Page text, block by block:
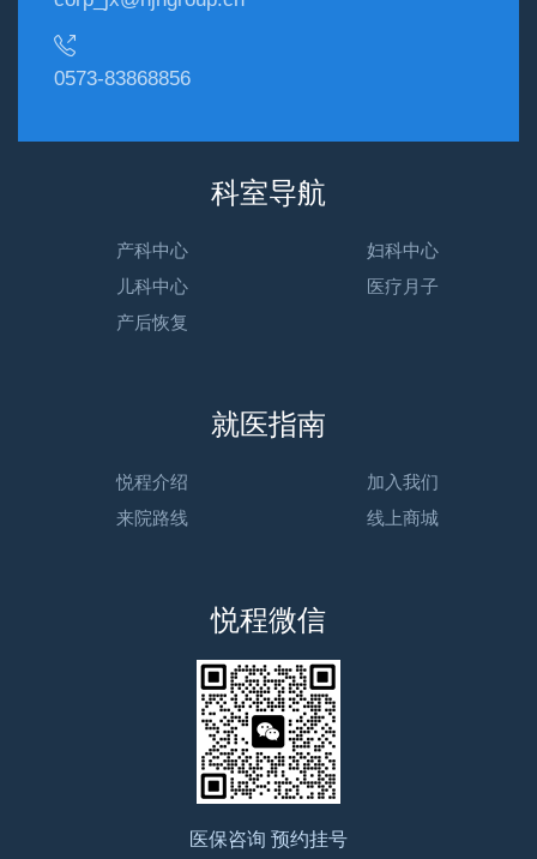
0573-83868856
科室导航
产科中心
妇科中心
儿科中心
医疗月子
产后恢复
就医指南
悦程介绍
加入我们
来院路线
线上商城
悦程微信
医保咨询 预约挂号